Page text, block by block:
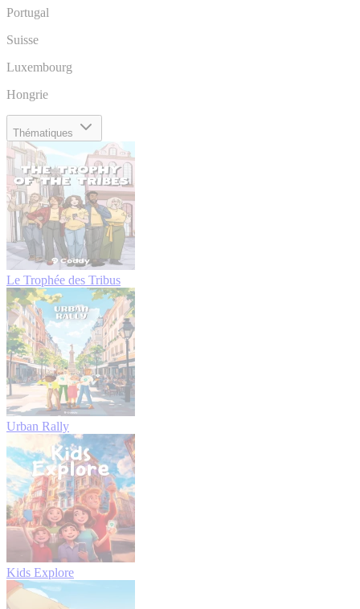
Portugal
Suisse
Luxembourg
Hongrie
Thématiques
Le Trophée des Tribus
Urban Rally
Kids Explore